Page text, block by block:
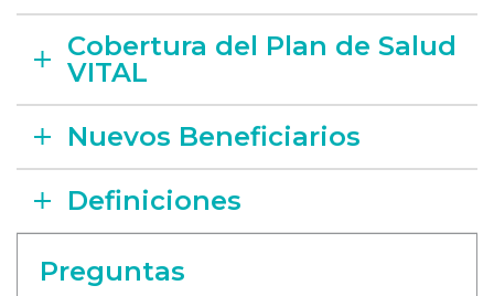
Cobertura del Plan de Salud
VITAL
Nuevos Beneficiarios
Definiciones
Preguntas